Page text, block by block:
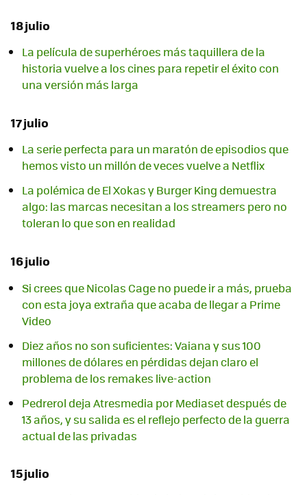
18 julio
La película de superhéroes más taquillera de la
historia vuelve a los cines para repetir el éxito con
una versión más larga
17 julio
La serie perfecta para un maratón de episodios que
hemos visto un millón de veces vuelve a Netflix
La polémica de El Xokas y Burger King demuestra
algo: las marcas necesitan a los streamers pero no
toleran lo que son en realidad
16 julio
Si crees que Nicolas Cage no puede ir a más, prueba
con esta joya extraña que acaba de llegar a Prime
Video
Diez años no son suficientes: Vaiana y sus 100
millones de dólares en pérdidas dejan claro el
problema de los remakes live-action
Pedrerol deja Atresmedia por Mediaset después de
13 años, y su salida es el reflejo perfecto de la guerra
actual de las privadas
15 julio